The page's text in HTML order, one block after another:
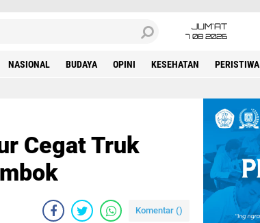
JUM'AT
7 08 2026
NASIONAL BUDAYA OPINI KESEHATAN PERISTIWA
Cegat Truk
Komentar ()